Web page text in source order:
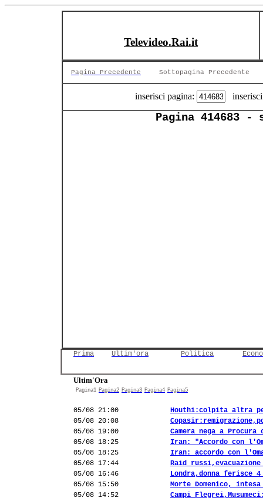
Televideo.Rai.it
Pagina Precedente Sottopagina Precedente
inserisci pagina:
Pagina 414683 -
Prima Ultim'ora Politica
Ultim'Ora
Pagina1 Pagina2 Pagina3 Pagina4 Pagina5
05/08 21:00
Houthi:colpita altra
05/08 20:08
05/08 19:00
Camera nega a
05/08 18:25
Iran: "Accordo con
05/08 18:25
Iran: accordo con
05/08 17:44
Raid
05/08 16:46
Londra,donna ferisce
05/08 15:50
Morte Domenico,
05/08 14:52
Campi